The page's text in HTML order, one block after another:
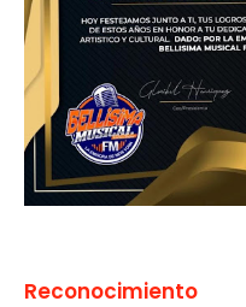
Reconocimiento